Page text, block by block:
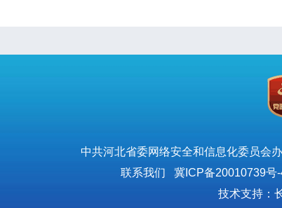
中共河北省委网络安全和信息化委员会
联系我们
冀ICP备20010739号
技术支持：